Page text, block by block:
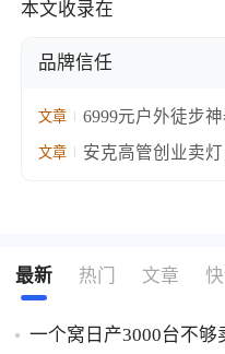
本文收录在
品牌信任
文章 6999元户外徒步
文章 安克高管创业卖
最新 热门 文章
一个窝日产3000台不